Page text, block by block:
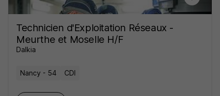
Technicien d'Exploitation Réseaux -
Meurthe et Moselle H/F
Dalkia
Nancy - 54 CDI